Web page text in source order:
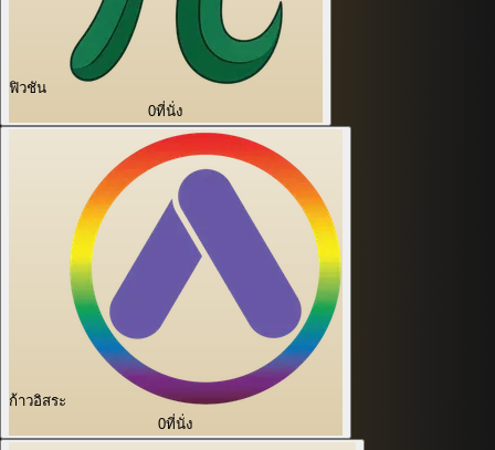
ฟิวชัน
0ที่นั่ง
ก้าวอิสระ
0ที่นั่ง